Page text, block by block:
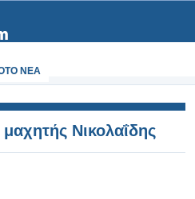
NEA
Νικολαΐδης